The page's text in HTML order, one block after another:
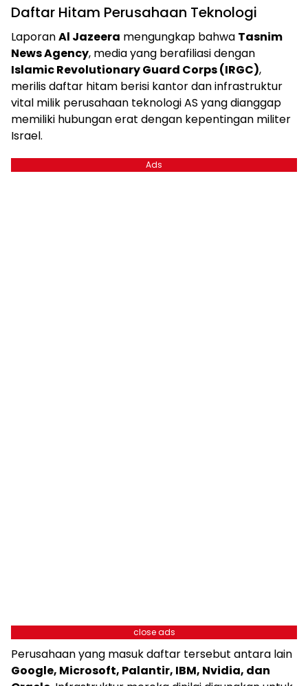
Daftar Hitam Perusahaan Teknologi
LaporanAl Jazeera mengungkap bahwa Tasnim
News Agency, media yang berafiliasi dengan
Islamic Revolutionary Guard Corps (IRGC),
merilis daftar hitam berisi kantor dan infrastruktur
vital milik perusahaan teknologi AS yang dianggap
memiliki hubungan erat dengan kepentingan militer
Israel.
Ads
close ads
Perusahaan yang masuk daftar tersebut antara lain
Google, Microsoft, Palantir, IBM, Nvidia, dan